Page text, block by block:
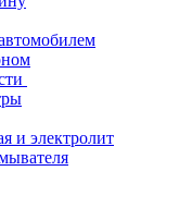
и электролит